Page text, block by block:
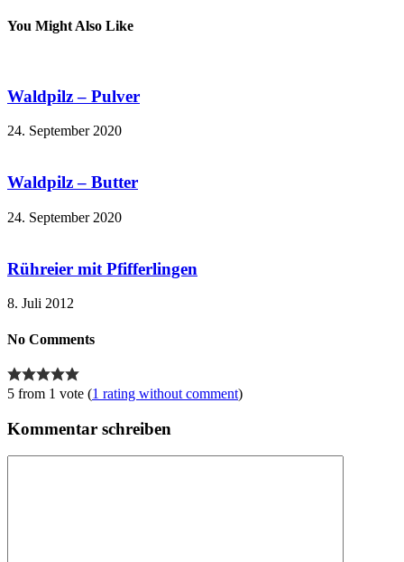
You Might Also Like
Waldpilz – Pulver
24. September 2020
Waldpilz – Butter
24. September 2020
Rühreier mit Pfifferlingen
8. Juli 2012
No Comments
5 from 1 vote (1 rating without comment)
Kommentar schreiben